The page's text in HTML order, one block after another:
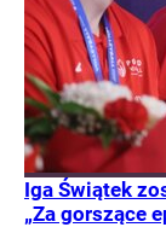
Iga Świątek
„Za gorszące